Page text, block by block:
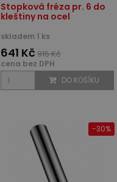
Stopková fréza pr. 6 do
kleštiny na ocel
skladem 1 ks
641 Kč 915 Kč
cena bez DPH
DO KOŠÍKU
-30%